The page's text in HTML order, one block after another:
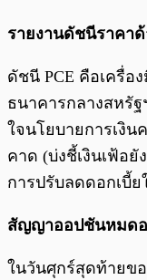
รายงานดัชนีราคา
ดัชนี PCE คือเครื่อ
ธนาคารกลางสหรั
ใจนโยบายการเงิน
คาด (บ่งชี้เงินเฟ้อ
การปรับลดดอกเบี้
สัญญาออปชันหมดอ
ในวันศุกร์สุดท้ายข